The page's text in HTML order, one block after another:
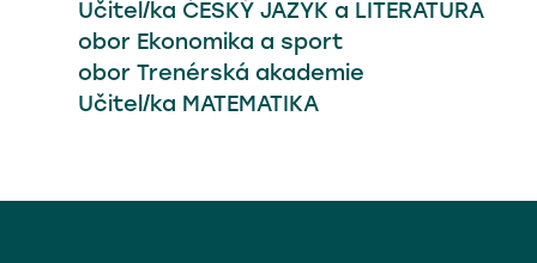
Učitel/ka ČESKÝ JAZYK a LITERATURA
obor Ekonomika a sport
obor Trenérská akademie
Učitel/ka MATEMATIKA